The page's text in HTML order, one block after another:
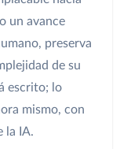
un avance
preserva
de su
escrito; lo
mismo, con
la IA.